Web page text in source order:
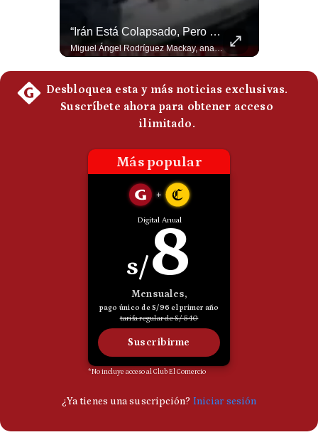
“Irán Está Colapsado, Pero EE.UU. Parece Desesperado” | #radar24
Miguel Ángel Rodríguez Mackay, analista internacional, sostiene que las negociaciones fueron impulsadas por Irán y no por Estados Unidos. Según su análisis, Teherán estaría debilitado militar y económicamente, aunque la narrativa internacional presenta a Trump como el líder desesperado por terminar una guerra que no puede ganar. #Geopolitica #Iran #DonaldTrump #RodriguezMackay #EEUU #NoticiasInternacionales #PoliticaInternacional #AnalisisGeopolitico #Shorts 👉 Suscríbete y activa la campana para no perderte nuestro análisis diario. 🌎 Síguenos en nuestras redes sociales: 📌 Web oficial: https://gestion.pe/mundo/ 📌 LinkedIn: http://bit.ly/3HYIET0 📌 X (Twitter): http://bit.ly/4noZtX9 📌 TikTok: http://bit.ly/4evB6TO